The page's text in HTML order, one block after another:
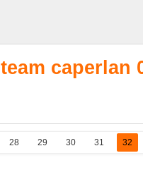
team caperlan
28 29 30 31 32